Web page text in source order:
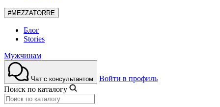
#MEZZATORRE
Блог
Stories
Мужчинам
Чат с консультантом
Войти в профиль
Поиск по каталогу